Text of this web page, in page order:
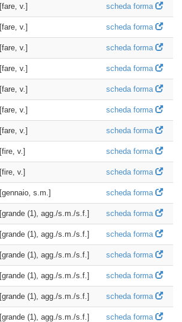
[fare, v.] scheda forma
[fare, v.] scheda forma
[fare, v.] scheda forma
[fare, v.] scheda forma
[fare, v.] scheda forma
[fare, v.] scheda forma
[fare, v.] scheda forma
[fire, v.] scheda forma
[fire, v.] scheda forma
[gennaio, s.m.] scheda forma
[grande (1), agg./s.m./s.f.] scheda forma
[grande (1), agg./s.m./s.f.] scheda forma
[grande (1), agg./s.m./s.f.] scheda forma
[grande (1), agg./s.m./s.f.] scheda forma
[grande (1), agg./s.m./s.f.] scheda forma
[grande (1), agg./s.m./s.f.] scheda forma